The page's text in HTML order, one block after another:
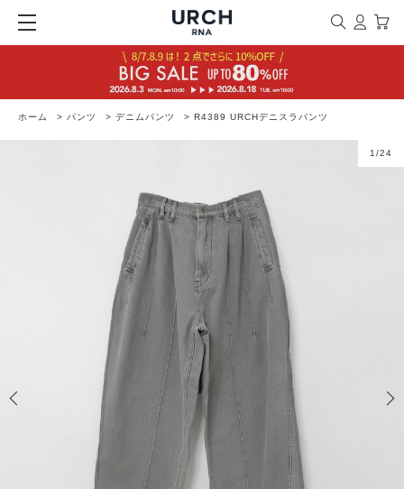
ホーム > パンツ > デニムパンツ > R4389 URCHデニスラパンツ
1 /24